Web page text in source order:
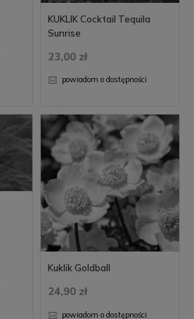
KUKLIK Cocktail Tequila
Sunrise
23,00 zł
powiadom o dostępności
Kuklik Goldball
24,90 zł
powiadom o dostępności